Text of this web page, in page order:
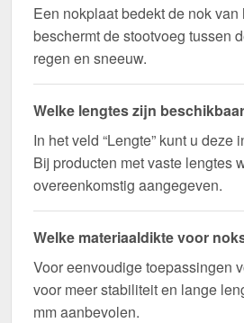
Een nokplaat bedekt de nok van
beschermt de stootvoeg tussen
regen en sneeuw.
Welke lengtes zijn
In het veld “Lengte” kunt u
Bij producten met vaste lengtes
overeenkomstig aangegeven.
Welke materiaaldikte voor
Voor eenvoudige toepassingen
voor meer stabiliteit en lange
mm aanbevolen.